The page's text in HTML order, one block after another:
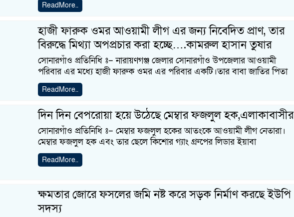
ReadMore..
হাজী ফারুক ওমর আওয়ামী লীগ এর জন্য নিবেদিত প্রাণ, তার
বিরুদ্ধে মিথ্যা অপপ্রচার করা হচ্ছে….কামরুল হাসান তুষার
সোনারগাঁও প্রতিনিধি ঃ– নারায়ণগঞ্জ জেলার সোনারগাঁও উপজেলার আওয়ামী
পরিবার এর মধ্যে হাজী ফারুক ওমর এর পরিবার একটি।তার বাবা জাতির পিতা
ReadMore..
দিন দিন বেপরোয়া হয়ে উঠেছে মেম্বার ফজলুল হক,এলাকাবাসীর
সোনারগাঁও প্রতিনিধি ঃ– মেম্বার ফজলুল হকের আতংকে আওয়ামী লীগ নেতারা।
মেম্বার ফজলুল হক এবং তার ছেলে কিশোর গ্যাং গ্রুপের লিডার ইয়াবা
ReadMore..
ক্ষমতার জোরে ফসলের জমি নষ্ট করে সড়ক নির্মাণ করছে ইউপি
সদস্য